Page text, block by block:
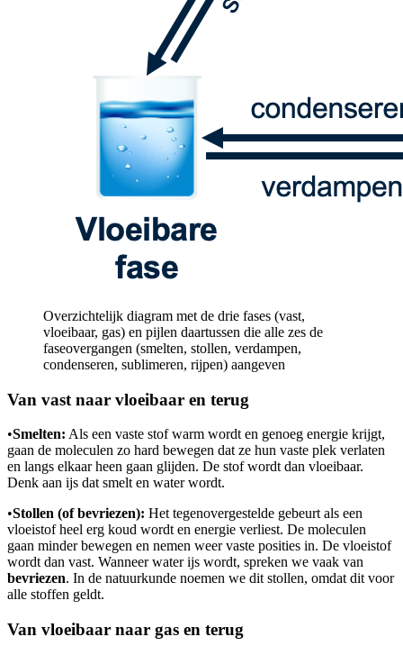
Overzichtelijk diagram met de drie fases (vast,
vloeibaar, gas) en pijlen daartussen die alle zes de
faseovergangen (smelten, stollen, verdampen,
condenseren, sublimeren, rijpen) aangeven
Van vast naar vloeibaar en terug
•Smelten: Als een vaste stof warm wordt en genoeg energie krijgt,
gaan de moleculen zo hard bewegen dat ze hun vaste plek verlaten
en langs elkaar heen gaan glijden. De stof wordt dan vloeibaar.
Denk aan ijs dat smelt en water wordt.
•Stollen (of bevriezen): Het tegenovergestelde gebeurt als een
vloeistof heel erg koud wordt en energie verliest. De moleculen
gaan minder bewegen en nemen weer vaste posities in. De vloeistof
wordt dan vast. Wanneer water ijs wordt, spreken we vaak van
bevriezen. In de natuurkunde noemen we dit stollen, omdat dit voor
alle stoffen geldt.
Van vloeibaar naar gas en terug